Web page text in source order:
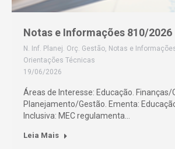
Notas e Informações 810/2026
N. Inf. Planej. Orç. Gestão, Notas e
Orientações Técnicas
19/06/2026
Áreas de Interesse: Educação. Finanças/
Planejamento/Gestão. Ementa:
Inclusiva: MEC regulamenta…
Leia Mais